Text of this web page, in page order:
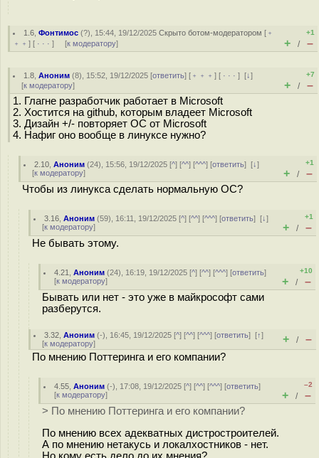
1.6 ,Фонтимос (?), 15:44, 19/12/2025Скрыто ботом-модератором [ ﹢
﹢﹢ ] [ · · · ] [к модератору]
+1
+ / –
1.8 ,Аноним (8), 15:52, 19/12/2025 [ответить] [ ﹢﹢﹢] [ · · ·][↓]
[к модератору]
+7
+ / –
1. Глагне разработчик работает в Microsoft
2. Хостится на github, которым владеет Microsoft
3. Дизайн +/- повторяет ОС от Microsoft
4. Нафиг оно вообще в линуксе нужно?
2.10 ,Аноним (24), 15:56, 19/12/2025 [^] [^^] [^^^] [ответить][↓]
[к модератору]
+1
+ / –
Чтобы из линукса сделать нормальную ОС?
3.16 ,Аноним (59), 16:11, 19/12/2025 [^] [^^] [^^^] [ответить][↓]
[к модератору]
+1
+ / –
Не бывать этому.
4.21 ,Аноним (24), 16:19, 19/12/2025 [^] [^^] [^^^] [ответить]
[к модератору]
+10
+ / –
Бывать или нет - это уже в майкрософт сами
разберутся.
3.32 ,Аноним (-), 16:45, 19/12/2025 [^] [^^] [^^^] [ответить][↑]
[к модератору] + / –
По мнению Поттеринга и его компании?
4.55 ,Аноним (-), 17:08, 19/12/2025 [^] [^^] [^^^] [ответить]
[к модератору]
–2
+ / –
> По мнению Поттеринга и его компании?
По мнению всех адекватных дистростроителей.
А по мнению нетакусь и локалхостников - нет.